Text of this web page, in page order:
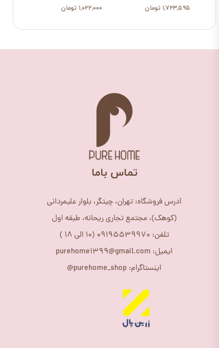
۱,۰۲۲,۰۰۰ تومان ۱,۷۲۳,۵۹۵ تومان
​تماس باما
آدرس فروشگاه: تهران، چیتگر، بلوار علیمردانی
(کوهک)، مجتمع تجاری ریحانه، طبقه اول
تلفن: 09195539970 (10 الی 18 )
ایمیل: purehome1399@gmail.com
اینستاگرام: purehome_shop@